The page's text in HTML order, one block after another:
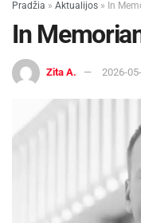
Pradžia » Aktualijos » In
In
Zita A. 2026-